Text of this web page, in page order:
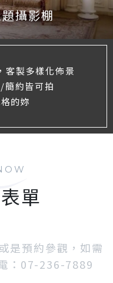
攝影棚
客製多樣化佈景
約皆可拍
的妳
單
是預約參觀，如需
：07-236-7889